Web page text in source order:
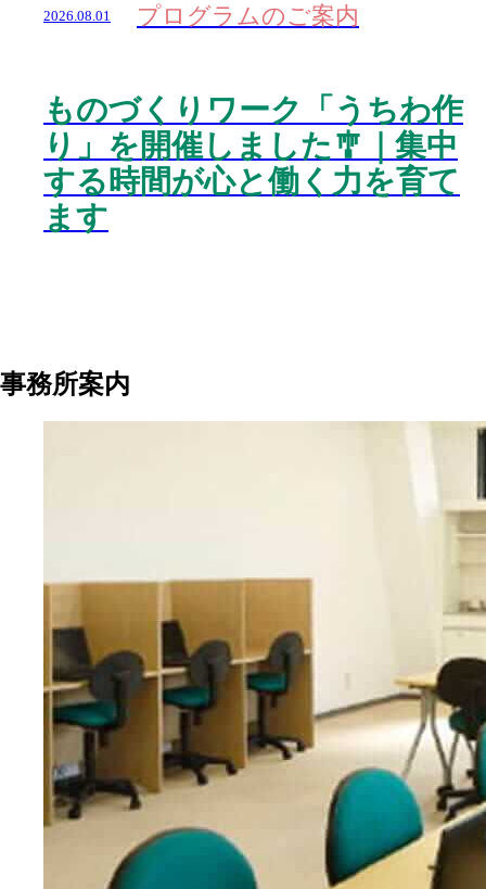
2026.08.01 プログラムのご案内
ものづくりワーク「うちわ作
り」を開催しました🎐｜集中
する時間が心と働く力を育て
ます
事務所案内